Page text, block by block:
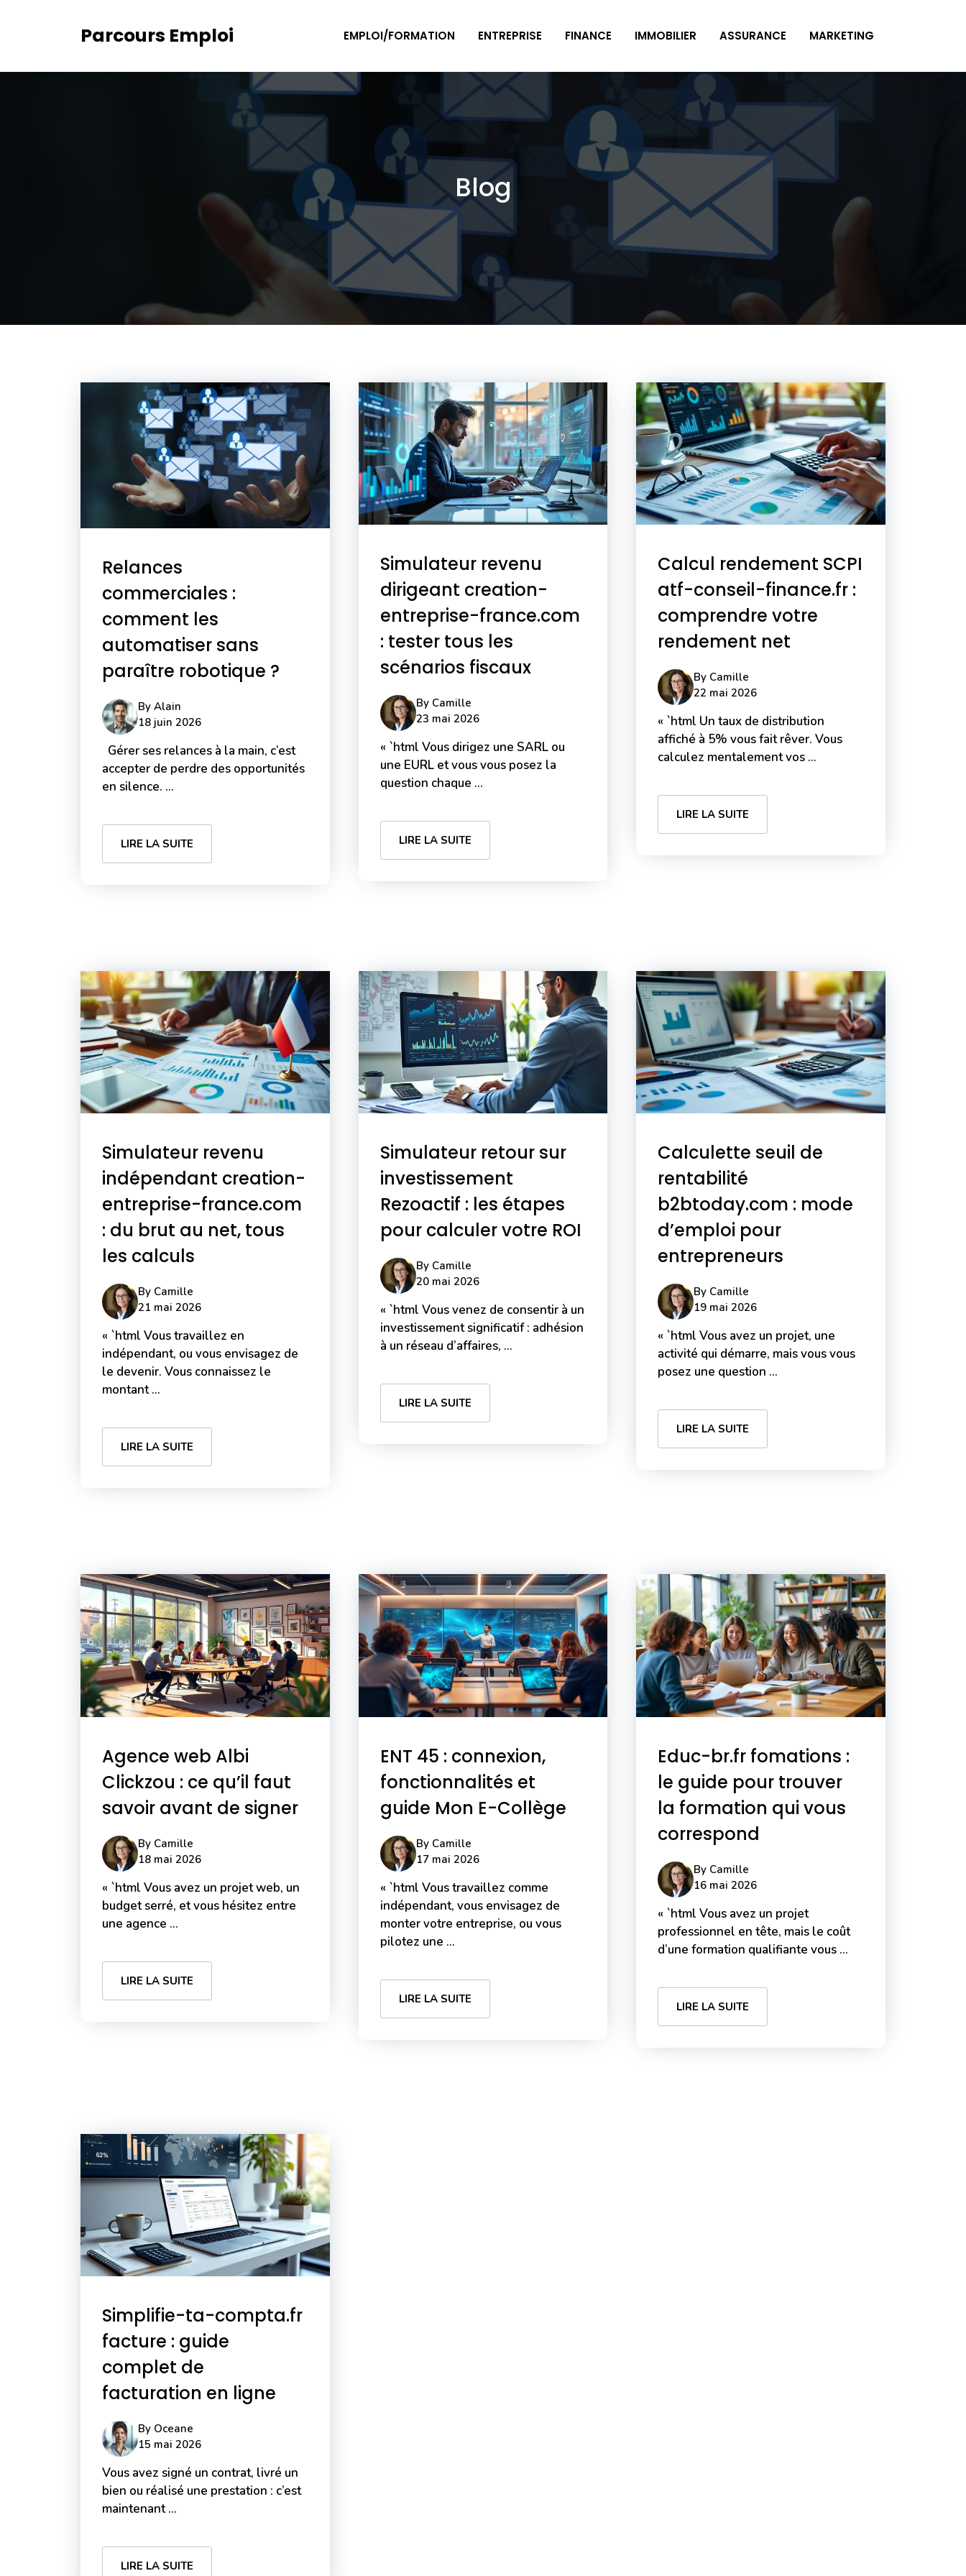
Parcours Emploi EMPLOI/FORMATION ENTREPRISE FINANCE IMMOBILIER ASSURANCE MARKETING
Blog
Relances
commerciales :
comment les
automatiser sans
paraître robotique ?
By Alain
18 juin 2026
Gérer ses relances à la main, c’est
accepter de perdre des opportunités
en silence. ...
LIRE LA SUITE
Simulateur revenu
dirigeant creation-
entreprise-france.com
: tester tous les
scénarios fiscaux
By Camille
23 mai 2026
« `html Vous dirigez une SARL ou
une EURL et vous vous posez la
question chaque ...
LIRE LA SUITE
Calcul rendement SCPI
atf-conseil-finance.fr :
comprendre votre
rendement net
By Camille
22 mai 2026
« `html Un taux de distribution
affiché à 5% vous fait rêver. Vous
calculez mentalement vos ...
LIRE LA SUITE
Simulateur revenu
indépendant creation-
entreprise-france.com
: du brut au net, tous
les calculs
By Camille
21 mai 2026
« `html Vous travaillez en
indépendant, ou vous envisagez de
le devenir. Vous connaissez le
montant ...
LIRE LA SUITE
Simulateur retour sur
investissement
Rezoactif : les étapes
pour calculer votre ROI
By Camille
20 mai 2026
« `html Vous venez de consentir à un
investissement significatif : adhésion
à un réseau d’affaires, ...
LIRE LA SUITE
Calculette seuil de
rentabilité
b2btoday.com : mode
d’emploi pour
entrepreneurs
By Camille
19 mai 2026
« `html Vous avez un projet, une
activité qui démarre, mais vous vous
posez une question ...
LIRE LA SUITE
Agence web Albi
Clickzou : ce qu’il faut
savoir avant de signer
By Camille
18 mai 2026
« `html Vous avez un projet web, un
budget serré, et vous hésitez entre
une agence ...
LIRE LA SUITE
ENT 45 : connexion,
fonctionnalités et
guide Mon E-Collège
By Camille
17 mai 2026
« `html Vous travaillez comme
indépendant, vous envisagez de
monter votre entreprise, ou vous
pilotez une ...
LIRE LA SUITE
Educ-br.fr fomations :
le guide pour trouver
la formation qui vous
correspond
By Camille
16 mai 2026
« `html Vous avez un projet
professionnel en tête, mais le coût
d’une formation qualifiante vous ...
LIRE LA SUITE
Simplifie-ta-compta.fr
facture : guide
complet de
facturation en ligne
By Oceane
15 mai 2026
Vous avez signé un contrat, livré un
bien ou réalisé une prestation : c’est
maintenant ...
LIRE LA SUITE